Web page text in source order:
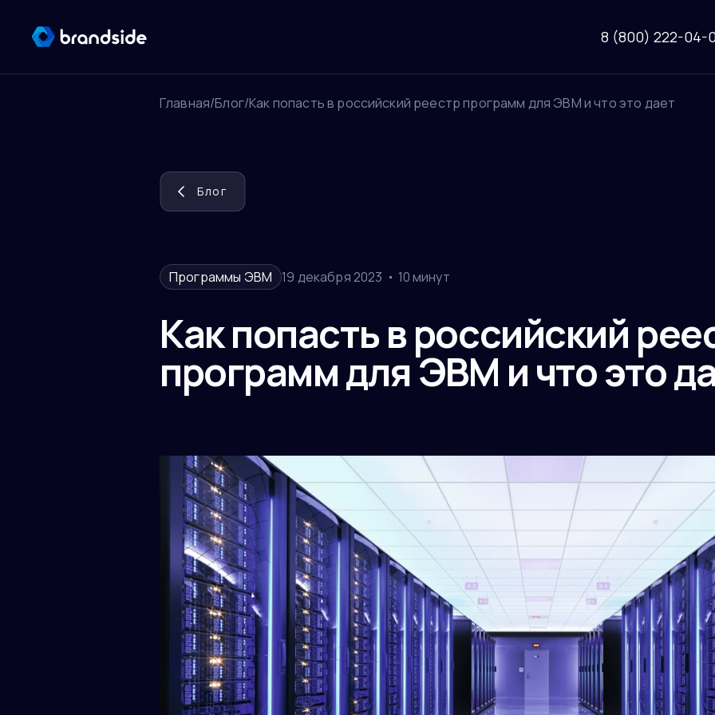
8 (800) 222-04-
Главная/Блог/Как попасть в российский реестр программ для ЭВМ и что это дает
Блог
Программы ЭВМ 19 декабря 2023 10 минут
Как попасть в российский
программ для ЭВМ и что это